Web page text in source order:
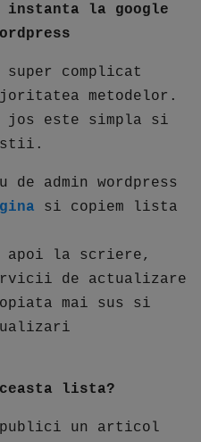
instanta la google
complicat
metodelor.
jos este simpla si
admin wordpress
si copiem lista
la scriere,
de actualizare
mai sus si
lista?
publici un articol